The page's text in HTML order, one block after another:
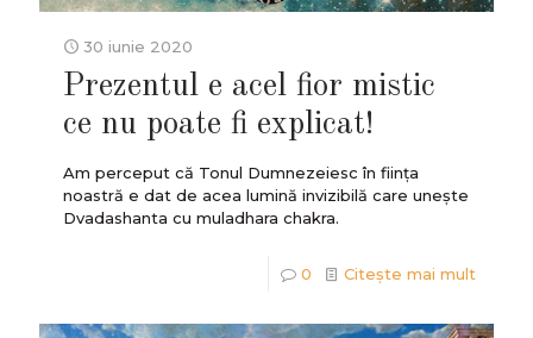
30 iunie 2020
Prezentul e acel fior mistic
ce nu poate fi explicat!
Am perceput că Tonul Dumnezeiesc în ființa
noastră e dat de acea lumină invizibilă care unește
Dvadashanta cu muladhara chakra.
0 Citește mai mult